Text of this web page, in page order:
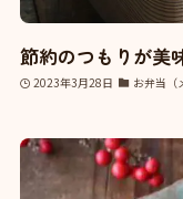
節約のつもりが美
2023年3月28日 お弁当（